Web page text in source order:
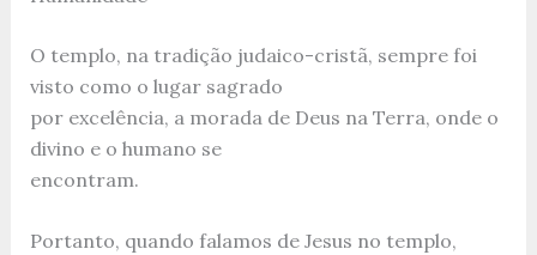
O templo, na tradição judaico-cristã, sempre foi
visto como o lugar sagrado
por excelência, a morada de Deus na Terra, onde o
divino e o humano se
encontram.
Portanto, quando falamos de Jesus no templo,